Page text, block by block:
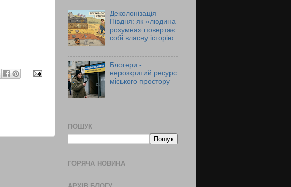
Деколонізація
Півдня: як «людина
розумна» повертає
собі власну історію
Блогери -
нерозкритий ресурс
міського простору
ПОШУК
ГОРЯЧА НОВИНА